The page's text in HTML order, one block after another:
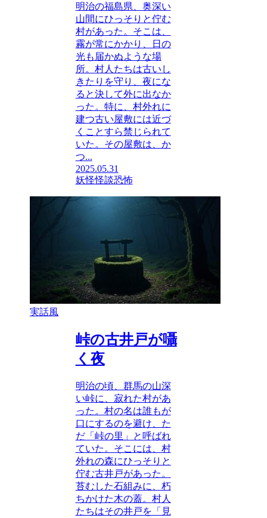
明治の福島県、奥深い
山間にひっそりと佇む
村があった。そこは、
霧が常にかかり、日の
光も届かぬような場
所。村人たちは古いし
きたりを守り、夜にな
ると決して外に出なか
った。特に、村外れに
建つ古い屋敷には近づ
くことすら禁じられて
いた。その屋敷は、か
つ...
2025.05.31
妖怪怪談恐怖
実話風
峠の古井戸が囁
く夜
明治の頃、群馬の山深
い峠に、寂れた村があ
った。村の名は誰もが
口にするのを避け、た
だ「峠の里」と呼ばれ
ていた。そこには、村
外れの森にひっそりと
佇む古井戸があった。
苔むした石組みに、朽
ちかけた木の蓋。村人
たちはその井戸を「見